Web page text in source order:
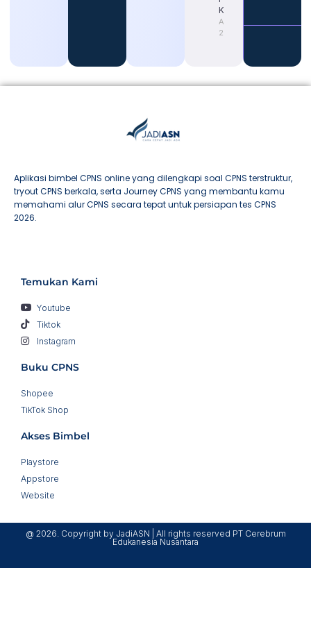
Karier
August 4,
2026
Aplikasi bimbel CPNS online yang dilengkapi soal CPNS terstruktur,
tryout CPNS berkala, serta Journey CPNS yang membantu kamu
memahami alur CPNS secara tepat untuk persiapan tes CPNS
2026.
Temukan Kami
Youtube
Tiktok
Instagram
Buku CPNS
Shopee
TikTok Shop
Akses Bimbel
Playstore
Appstore
Website
@ 2026. Copyright by JadiASN | All rights reserved PT Cerebrum
Edukanesia Nusantara